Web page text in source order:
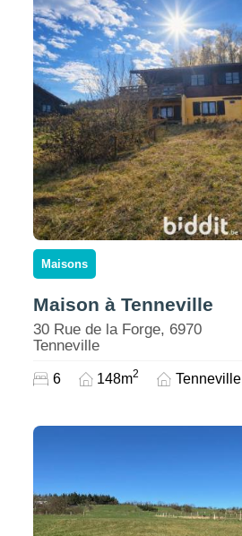
Maisons
Maison à Tenneville
30 Rue de la Forge, 6970
Tenneville
6 148m2 Tenneville